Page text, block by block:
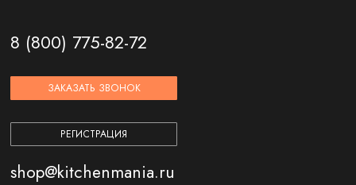
8 (800) 775-82-72
ЗАКАЗАТЬ ЗВОНОК
РЕГИСТРАЦИЯ
shop@kitchenmania.ru